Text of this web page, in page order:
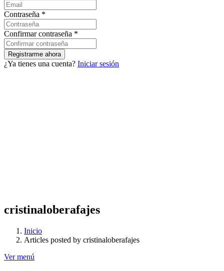
Contraseña *
Confirmar contraseña *
¿Ya tienes una cuenta? Iniciar sesión
cristinaloberafajes
Inicio
Articles posted by cristinaloberafajes
Ver menú